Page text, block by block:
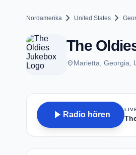
Nordamerika chevron_right United States chevron_right
The
placeMarietta, Georgia,
play_arrow Radio hören